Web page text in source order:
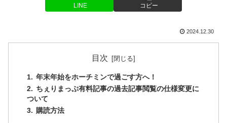
LINE コピー
2024.12.30
目次
年末年始をホーチミンで過ごす方へ！
ちぇりまっぷ有料記事の過去記事閲覧の仕様変更に
ついて
購読方法